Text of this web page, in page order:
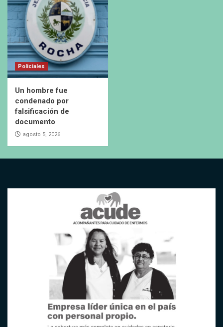
Policiales
Un hombre fue
condenado por
falsificación de
documento
agosto 5, 2026